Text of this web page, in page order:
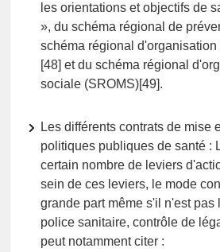
les orientations et objectifs de
», du schéma régional de
schéma régional
[48] et du schéma régional
sociale (SROMS)[49].
Les différents contrats de mise
politiques publiques de santé :
certain nombre de leviers
sein de ces leviers, le mode
grande part même s'il n'est pas
police sanitaire, contrôle de
peut notamment citer :